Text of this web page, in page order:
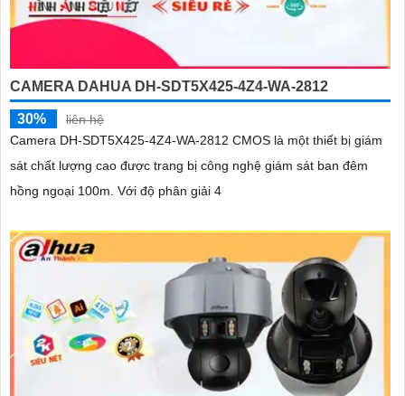
CAMERA DAHUA DH-SDT5X425-4Z4-WA-2812
30%
liên hệ
Camera DH-SDT5X425-4Z4-WA-2812 CMOS là một thiết bị giám
sát chất lượng cao được trang bị công nghệ giám sát ban đêm
hồng ngoại 100m. Với độ phân giải 4